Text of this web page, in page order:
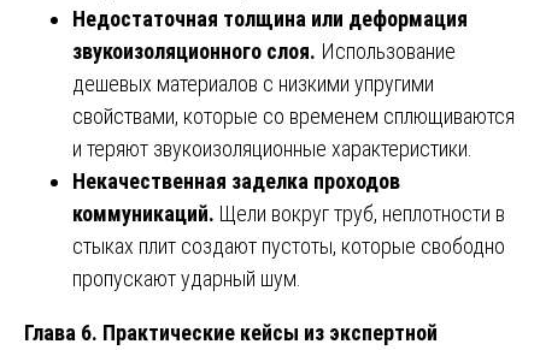
Недостаточная толщина или деформация
звукоизоляционного слоя. Использование
дешевых материалов с низкими упругими
свойствами, которые со временем сплющиваются
и теряют звукоизоляционные характеристики.
Некачественная заделка проходов
коммуникаций. Щели вокруг труб, неплотности в
стыках плит создают пустоты, которые свободно
пропускают ударный шум.
Глава 6. Практические кейсы из экспертной